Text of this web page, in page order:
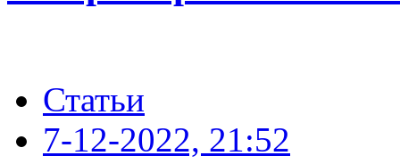
Статьи
7-12-2022, 21:52